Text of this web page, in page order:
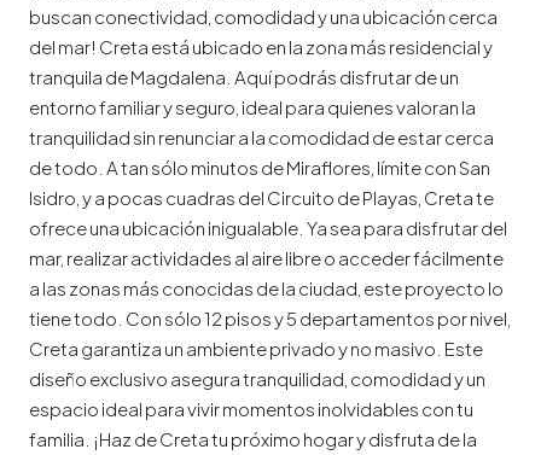
buscan conectividad, comodidad y una ubicación cerca
del mar! Creta está ubicado en la zona más residencial y
tranquila de Magdalena. Aquí podrás disfrutar de un
entorno familiar y seguro, ideal para quienes valoran la
tranquilidad sin renunciar a la comodidad de estar cerca
de todo. A tan sólo minutos de Miraflores, límite con San
Isidro, y a pocas cuadras del Circuito de Playas, Creta te
ofrece una ubicación inigualable. Ya sea para disfrutar del
mar, realizar actividades al aire libre o acceder fácilmente
a las zonas más conocidas de la ciudad, este proyecto lo
tiene todo. Con sólo 12 pisos y 5 departamentos por nivel,
Creta garantiza un ambiente privado y no masivo. Este
diseño exclusivo asegura tranquilidad, comodidad y un
espacio ideal para vivir momentos inolvidables con tu
familia. ¡Haz de Creta tu próximo hogar y disfruta de la